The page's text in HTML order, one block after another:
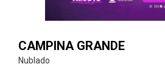
CAMPINA GRANDE
Nublado